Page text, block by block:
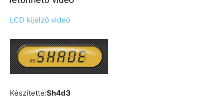
LCD kijelző videó
Készítette:Sh4d3